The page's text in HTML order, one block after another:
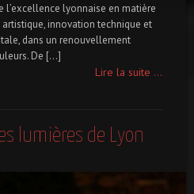
lyonnaise en matière
innovation technique et
dans un renouvellement
De […]
Lire la suite ...
lumières de Lyon